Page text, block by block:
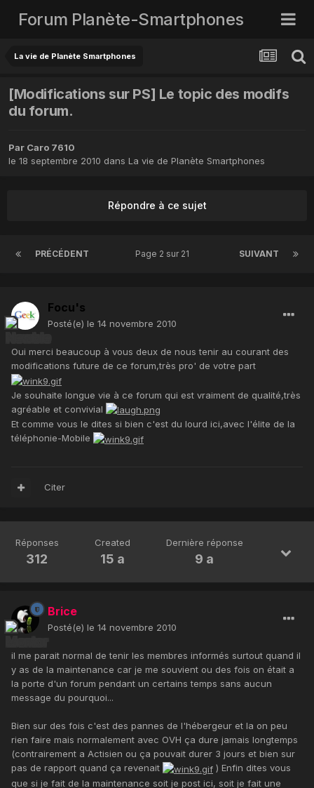
Forum Planète-Smartphones
La vie de Planète Smartphones
[Modifications sur PS] Le topic des modifs
du forum.
Par Caro 7610
le 18 septembre 2010 dans La vie de Planète Smartphones
Répondre à ce sujet
PRÉCÉDENT SUIVANT
Page 2 sur 21
Focu's
Posté(e) le 14 novembre 2010
Oui merci beaucoup à vous deux de nous tenir au courant des
modifications future de ce forum,très pro' de votre part
Je souhaite longue vie à ce forum qui est vraiment de qualité,très
agréable et convivial
Et comme vous le dites si bien c'est du lourd ici,avec l'élite de la
téléphonie-Mobile
Citer
Réponses
312
Created
15 a
Dernière réponse
9 a
Brice
Posté(e) le 14 novembre 2010
il me parait normal de tenir les membres informés surtout quand il
y as de la maintenance car je me souvient ou des fois on était a
la porte d'un forum pendant un certains temps sans aucun
message du pourquoi...
Bien sur des fois c'est des pannes de l'hébergeur et la on peu
rien faire mais normalement avec OVH ça dure jamais longtemps
(contrairement a Actisien ou ça pouvait durer 3 jours et bien sur
pas de rapport quand ça revenait
) Enfin dites vous
que si je fait de la maintenance soit je post ici, soit je fait une